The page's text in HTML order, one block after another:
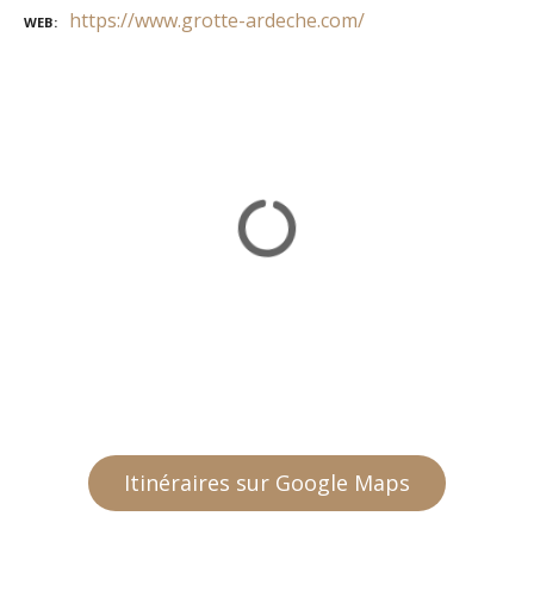
WEB https://www.grotte-ardeche.com/
Itinéraires sur Google Maps